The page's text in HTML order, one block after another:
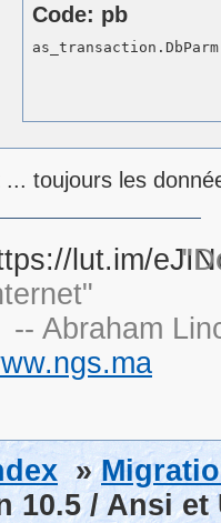
Code: pb
... toujours les
Abraham
»
10.5 / Ansi et